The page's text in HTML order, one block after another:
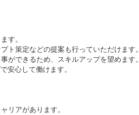
す。
ト策定などの提案も行っていただけます。
ができるため、スキルアップを望めます。
安心して働けます。
リアがあります。